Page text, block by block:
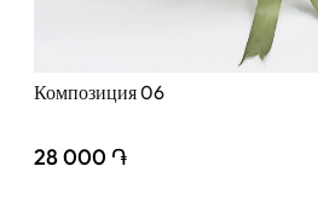
Композиция 06
28 000 ֏